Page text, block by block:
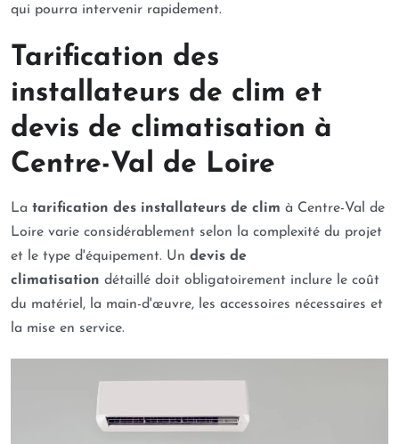
qui pourra intervenir rapidement.
Tarification des
installateurs de clim et
devis de climatisation à
Centre-Val de Loire
La tarification des installateurs de clim à Centre-Val de
Loire varie considérablement selon la complexité du projet
et le type d'équipement. Un devis de
climatisation détaillé doit obligatoirement inclure le coût
du matériel, la main-d'œuvre, les accessoires nécessaires et
la mise en service.